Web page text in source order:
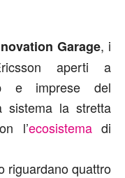
Garage, i
aperti a
e imprese del
la stretta
l’ecosistemadi
riguardano quattro